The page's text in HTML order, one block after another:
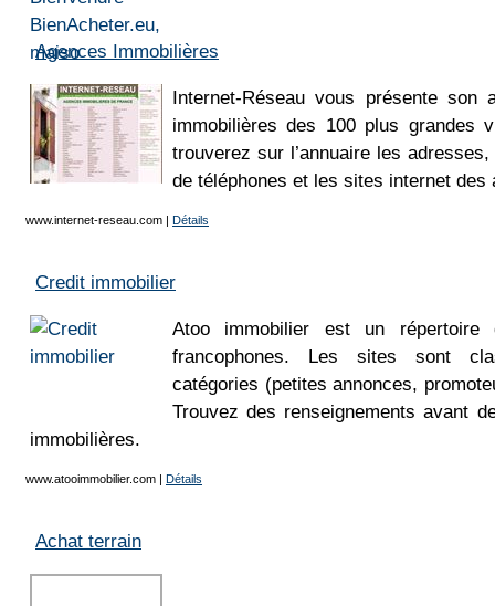
Agences Immobilières
Internet-Réseau vous présente son
immobilières des 100 plus grandes
trouverez sur l’annuaire les
de téléphones et les sites internet des
www.internet-reseau.com | Détails
Credit immobilier
Atoo immobilier est un répertoire
francophones. Les sites sont
catégories (petites annonces,
Trouvez des renseignements avant
immobilières.
www.atooimmobilier.com | Détails
Achat terrain